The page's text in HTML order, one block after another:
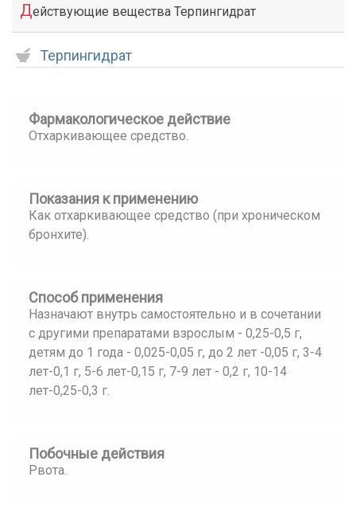
Действующие вещества Терпингидрат
Терпингидрат
Фармакологическое действие
Отхаркивающее средство.
Показания к применению
Как отхаркивающее средство (при хроническом
бронхите).
Способ применения
Назначают внутрь самостоятельно и в сочетании
с другими препаратами взрослым - 0,25-0,5 г,
детям до 1 года - 0,025-0,05 г, до 2 лет -0,05 г, 3-4
лет-0,1 г, 5-6 лет-0,15 г, 7-9 лет - 0,2 г, 10-14
лет-0,25-0,3 г.
Побочные действия
Рвота.